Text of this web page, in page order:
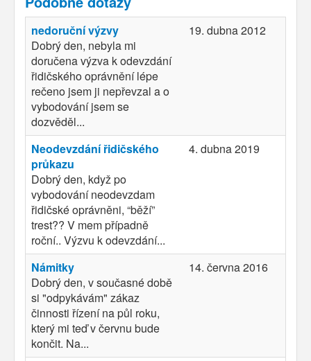
nedoruční výzvy
Dobrý den, nebyla mi
doručena výzva k odevzdání
řidičského oprávnění lépe
rečeno jsem ji nepřevzal a o
vybodování jsem se
dozvěděl...
19. dubna 2012
Neodevzdání řidičského
průkazu
Dobrý den, když po
vybodování neodevzdam
řidičské oprávněni, “běží”
trest?? V mem případně
roční.. Výzvu k odevzdání...
4. dubna 2019
Námitky
Dobrý den, v současné době
si "odpykávám" zákaz
činnosti řízení na půl roku,
který mi teď v červnu bude
končit. Na...
14. června 2016